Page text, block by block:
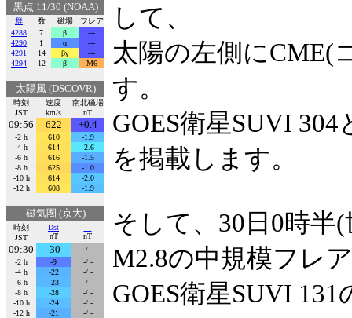
黒点 11/30 (NOAA)
群 数 磁場
フレア
4288
7 β
---
4290
1 α
---
4291
14 βγ
---
4294
12 β M6
太陽風 (DSCOVR)
時刻
JST
速度
km/s
南北磁場
nT
09:56 622 +0.4
-2 h 610
-1.9
-4 h
614
-2.6
-6 h
616
-1.5
-8 h
625
-1.0
-10 h
614
-2.0
-12 h
608 -1.9
磁気圏 (京大)
時刻
JST
Dst
nT
nT
09:30 -30
-/ -
-2 h
-9
-/ -
-4 h
-22
-/ -
-6 h
-23
-/ -
-8 h
-28
-/ -
-10 h
-24
-/ -
-12 h
-21 -/ -
して、
太陽の左側にCME(
す。
GOES衛星SUVI
を掲載します。
そして、30日0時半
M2.8の中規模フレ
GOES衛星SUVI